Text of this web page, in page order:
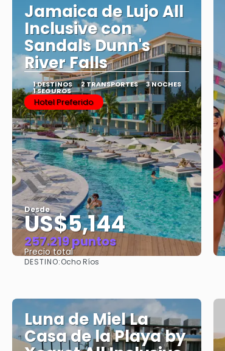
Jamaica de Lujo All
Inclusive con
Sandals Dunn's
River Falls
1 DESTINOS 2 TRANSPORTES 3 NOCHES
1 SEGUROS
Hotel Preferido
Desde
US$5,144
257.219 puntos
Precio total
DESTINO:Ocho Ríos
Luna de Miel La
Casa de la Playa by